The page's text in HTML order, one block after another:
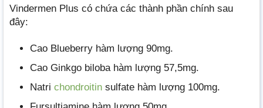
Vindermen Plus có chứa các thành phần chính sau
đây:
Cao Blueberry hàm lượng 90mg.
Cao Ginkgo biloba hàm lượng 57,5mg.
Natri chondroitin sulfate hàm lượng 100mg.